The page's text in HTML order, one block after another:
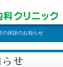
の休診のお知らせ
せ